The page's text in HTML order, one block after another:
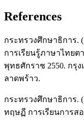
References
กระทรวงศึกษาธิการ.
การเรียนรู้ภาษาไทย
พุทธศักราช 2550. กรุ
ลาดพร้าว.
กระทรวงศึกษาธิการ.
ทฤษฏี การเรียนการส